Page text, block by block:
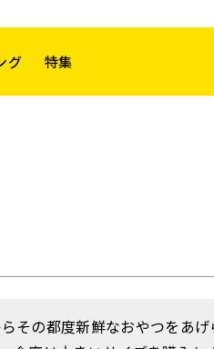
グ 特集
その都度新鮮なおやつをあ